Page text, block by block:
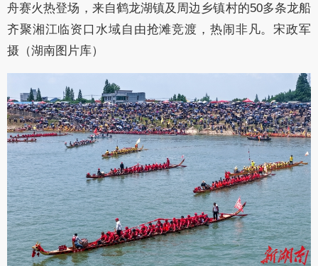
舟赛火热登场，来自鹤龙湖镇及周边乡镇村的50多条龙船
齐聚湘江临资口水域自由抢滩竞渡，热闹非凡。宋政军
摄（湖南图片库）